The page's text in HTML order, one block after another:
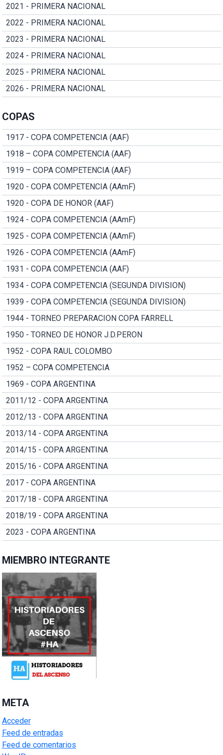
2021 - PRIMERA NACIONAL
2022 - PRIMERA NACIONAL
2023 - PRIMERA NACIONAL
2024 - PRIMERA NACIONAL
2025 - PRIMERA NACIONAL
2026 - PRIMERA NACIONAL
COPAS
1917 - COPA COMPETENCIA (AAF)
1918 – COPA COMPETENCIA (AAF)
1919 – COPA COMPETENCIA (AAF)
1920 - COPA COMPETENCIA (AAmF)
1920 - COPA DE HONOR (AAF)
1924 - COPA COMPETENCIA (AAmF)
1925 - COPA COMPETENCIA (AAmF)
1926 - COPA COMPETENCIA (AAmF)
1931 - COPA COMPETENCIA (AAF)
1934 - COPA COMPETENCIA (SEGUNDA DIVISION)
1939 - COPA COMPETENCIA (SEGUNDA DIVISION)
1944 - TORNEO PREPARACION COPA FARRELL
1950 - TORNEO DE HONOR J.D.PERON
1952 - COPA RAUL COLOMBO
1952 – COPA COMPETENCIA
1969 - COPA ARGENTINA
2011/12 - COPA ARGENTINA
2012/13 - COPA ARGENTINA
2013/14 - COPA ARGENTINA
2014/15 - COPA ARGENTINA
2015/16 - COPA ARGENTINA
2017 - COPA ARGENTINA
2017/18 - COPA ARGENTINA
2018/19 - COPA ARGENTINA
2023 - COPA ARGENTINA
MIEMBRO INTEGRANTE
META
Acceder
Feed de entradas
Feed de comentarios